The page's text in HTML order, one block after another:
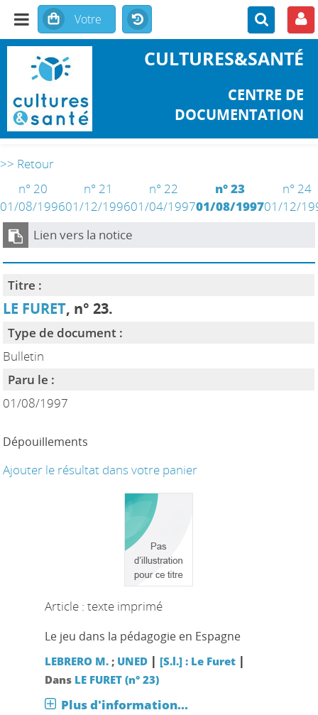
CULTURES&SANTÉ
CENTRE DE
DOCUMENTATION
>> Retour
n° 20
01/08/1996
n° 21
01/12/1996
n° 22
01/04/1997
n° 23
01/08/1997
n° 24
01/12/
Lien vers la notice
Titre :
LE FURET, n° 23.
Type de document :
Bulletin
Paru le :
01/08/1997
Dépouillements
Ajouter le résultat dans votre panier
Article : texte imprimé
Le jeu dans la pédagogie en Espagne
LEBRERO M. ; UNED |[S.l.] : Le Furet |
Dans LE FURET (n° 23)
Plus d'information...